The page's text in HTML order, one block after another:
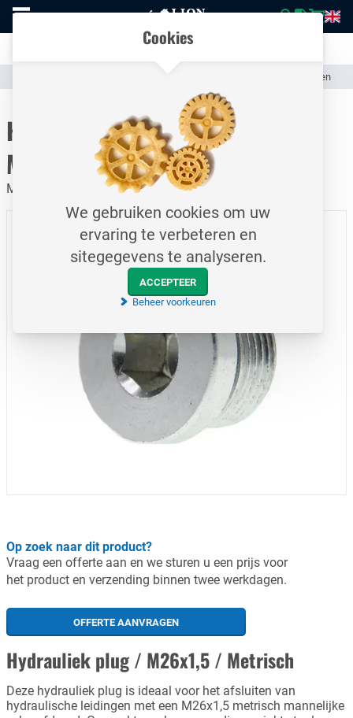
Naar
homepage
Transparante communicatie over kosten en verzendstatus
Hydraulische Slangen & Slangkoppelingen
Hydrauliek plug / M26x1,5 /
Metrisch
Mannelijk draad / Verzinkt staal
Op zoek naar dit product?
Vraag een offerte aan en we sturen u een prijs voor
het product en verzending binnen twee werkdagen.
OFFERTE AANVRAGEN
Hydrauliek plug / M26x1,5 / Metrisch
Deze hydrauliek plug is ideaal voor het afsluiten van
hydraulische leidingen met een M26x1,5 metrisch mannelijke
Cookies
We gebruiken cookies om uw
ervaring te verbeteren en
sitegegevens te analyseren.
ACCEPTEER
Beheer voorkeuren